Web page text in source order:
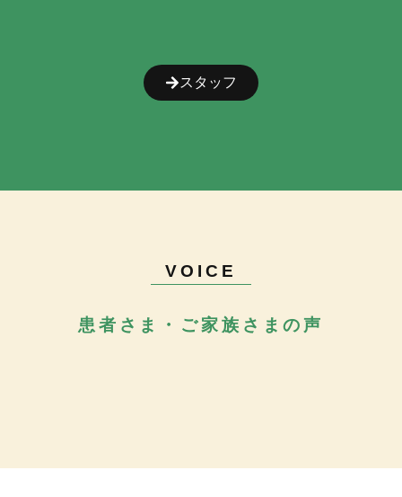
スタッフ
VOICE
患者さま・ご家族さまの声